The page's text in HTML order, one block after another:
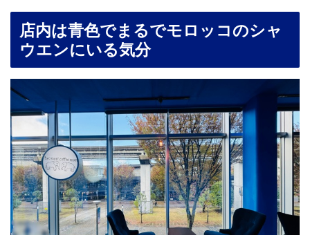
店内は青色でまるでモロッコのシャ
ウエンにいる気分